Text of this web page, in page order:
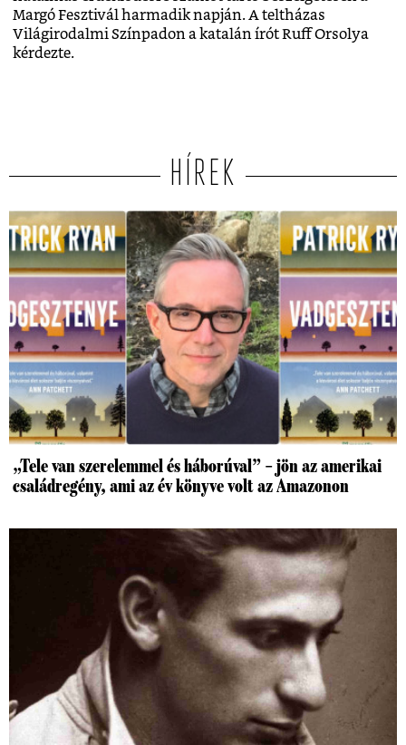
Margó Fesztivál harmadik napján. A teltházas
Világirodalmi Színpadon a katalán írót Ruff Orsolya
kérdezte.
HÍREK
„Tele van szerelemmel és háborúval” – jön az amerikai
családregény, ami az év könyve volt az Amazonon